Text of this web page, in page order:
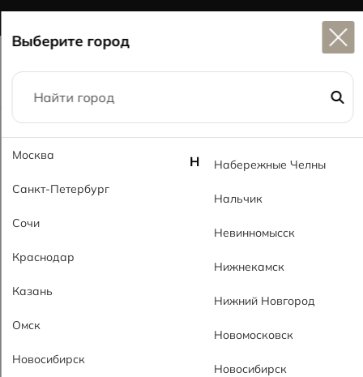
Главная Каталог
59x59
Прага серый RsMT Prague Gray RsMT
Выберите город
Москва
Санкт-Петербург
Сочи
Краснодар
Казань
Омск
Новосибирск
Н Набережные Челны
Нальчик
Невинномысск
Нижнекамск
Нижний Новгород
Новомосковск
Новосибирск